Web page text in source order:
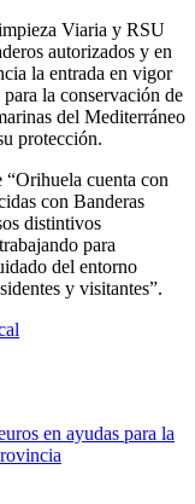
Viaria y RSU
autorizados y en
la entrada en vigor
la conservación de
del Mediterráneo
protección.
cuenta con
con Banderas
distintivos
para
del entorno
y visitantes”.
en ayudas para la